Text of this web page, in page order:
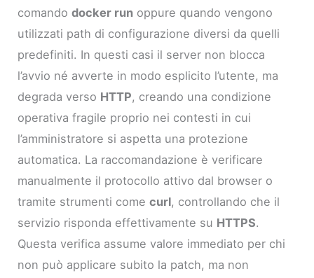
comandodocker run oppure quando vengono
utilizzati path di configurazione diversi da quelli
predefiniti. In questi casi il server non blocca
l’avvio né avverte in modo esplicito l’utente, ma
degrada verso HTTP, creando una condizione
operativa fragile proprio nei contesti in cui
l’amministratore si aspetta una protezione
automatica. La raccomandazione è verificare
manualmente il protocollo attivo dal browser o
tramite strumenti comecurl, controllando che il
servizio risponda effettivamente su HTTPS.
Questa verifica assume valore immediato per chi
non può applicare subito la patch, ma non